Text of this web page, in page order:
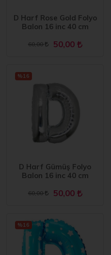
D Harf Rose Gold Folyo
Balon 16 inc 40 cm
60,00 50,00
D Harf Gümüş Folyo
Balon 16 inc 40 cm
60,00 50,00
%16
%16